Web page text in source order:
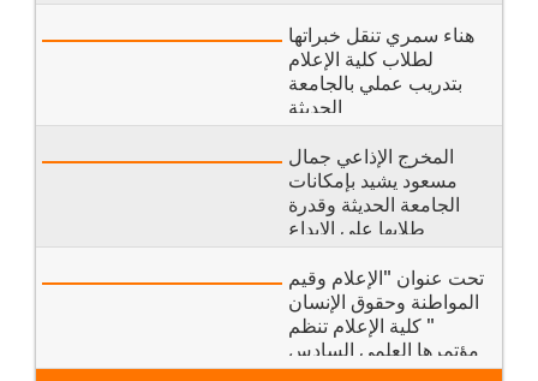
هناء سمري تنقل خبراتها
لطلاب كلية الإعلام
بتدريب عملي بالجامعة
الحديثة
المخرج الإذاعي جمال
مسعود يشيد بإمكانات
الجامعة الحديثة وقدرة
طلابها على الإبداع
تحت عنوان "الإعلام وقيم
المواطنة وحقوق الإنسان
" كلية الإعلام تنظم
مؤتمرها العلمي السادس